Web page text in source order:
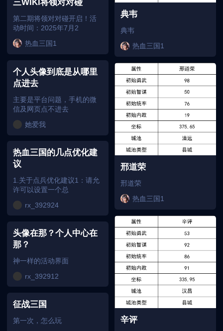
三WIKI将领对对碰
第二期将领对对碰开启！活
动时间：2025年7月2
热血三国1
个人头像到底是从哪里
点进去
主要是平台问题，手机的微
信及网页点不进去
她爱我
热血三国的几点优化建
议
1.关于点兵优化建议1：请允
许可以设置一个总
rx_392924
头像在那？个人中心在
那？
神一样的活动界面
rx_392912
征战三国
第一次，怎么玩
典韦
典韦
热血三国1
邢道荣
邢道荣
热血三国1
辛评